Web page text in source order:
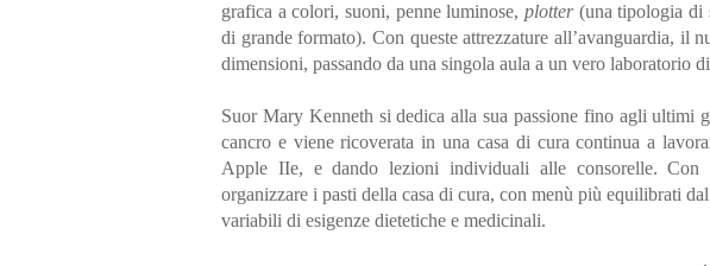
grafica a colori, suoni, penne luminose, plotter (una tipologia di
di grande formato). Con queste attrezzature all’avanguardia, il
dimensioni, passando da una singola aula a un vero laboratorio
Suor Mary Kenneth si dedica alla sua passione fino agli ultimi
cancro e viene ricoverata in una casa di cura continua a
Apple IIe, e dando lezioni individuali alle consorelle. Con
organizzare i pasti della casa di cura, con menù più equilibrati
variabili di esigenze dietetiche e medicinali.